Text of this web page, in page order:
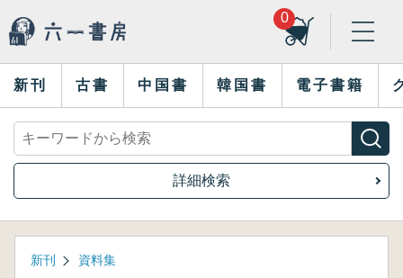
0
新刊 古書 中国書 韓国書 電子書籍
詳細検索
新刊 資料集